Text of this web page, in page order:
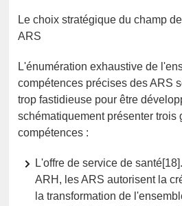
Le choix stratégique du champ
ARS
L'énumération exhaustive de
compétences précises des ARS
trop fastidieuse pour être
schématiquement présenter trois
compétences :
L'offre de service de
ARH, les ARS autorisent la
la transformation de